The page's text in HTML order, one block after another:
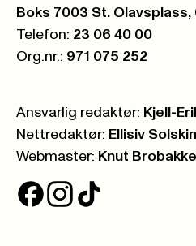
Postboks:
Boks 7003 St. Olavsplass,
Telefon: 23 06 40 00
Org.nr.: 971 075 252
Ansvarlig redaktør: Kjell-
Nettredaktør: Ellisiv
Webmaster: Knut